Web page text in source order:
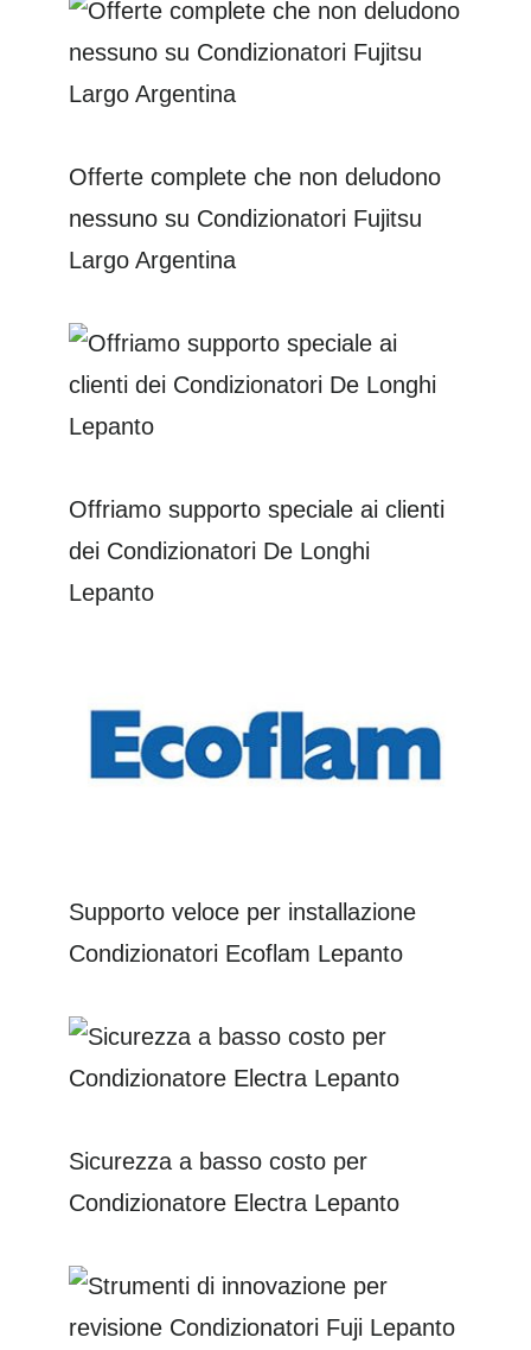
Offerte complete che non deludono
nessuno su Condizionatori Fujitsu
Largo Argentina
Offriamo supporto speciale ai clienti
dei Condizionatori De Longhi
Lepanto
Supporto veloce per installazione
Condizionatori Ecoflam Lepanto
Sicurezza a basso costo per
Condizionatore Electra Lepanto